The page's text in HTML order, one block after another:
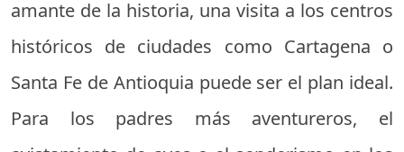
amante de la historia, una visita a los centros
históricos de ciudades como Cartagena o
Santa Fe de Antioquia puede ser el plan ideal.
Para los padres más aventureros, el